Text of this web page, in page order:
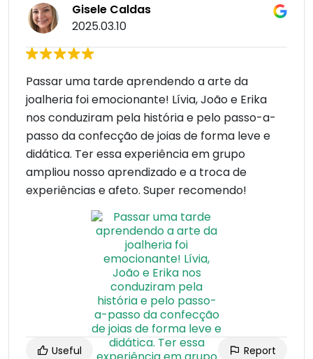
Gisele Caldas
2025.03.10
Passar uma tarde aprendendo a arte da
joalheria foi emocionante! Lívia, João e Erika
nos conduziram pela história e pelo passo-a-
passo da confecção de joias de forma leve e
didática. Ter essa experiência em grupo
ampliou nosso aprendizado e a troca de
experiências e afeto. Super recomendo!
Useful Report